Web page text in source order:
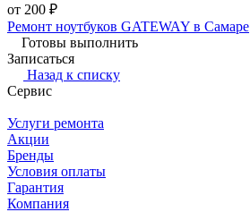
от 200 ₽
Ремонт ноутбуков GATEWAY в Самаре
Готовы выполнить
Записаться
Назад к списку
Сервис
Услуги ремонта
Акции
Бренды
Условия оплаты
Гарантия
Компания